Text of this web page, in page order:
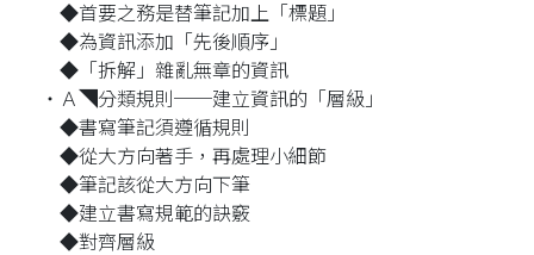
◆首要之務是替筆記加上「標題」
◆為資訊添加「先後順序」
◆「拆解」雜亂無章的資訊
‧Ａ◥分類規則──建立資訊的「層級」
◆書寫筆記須遵循規則
◆從大方向著手，再處理小細節
◆筆記該從大方向下筆
◆建立書寫規範的訣竅
◆對齊層級